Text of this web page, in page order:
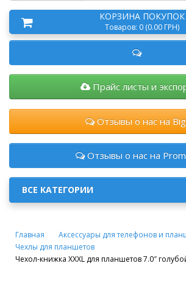
КОРЗИНА ПОКУПОК
Товаров: 0 (0.00 ГРН)
Прайс листы и
Отзывы о нас на
Отзывы о нас на
ВСЕ КАТЕГОРИИ
Главная
Аксессуары для телефонов и
Чехлы для планшетов
Чехол-книжка XXXL для планшетов 7.0″